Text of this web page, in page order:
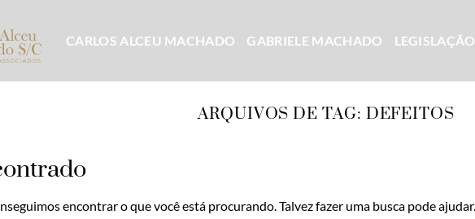
CARLOS ALCEU MACHADO GABRIELE MACHADO LEGISLAÇÃO
ARQUIVOS DE TAG: DEFEITOS
encontrar o que você está procurando. Talvez fazer uma busca pode ajudar.